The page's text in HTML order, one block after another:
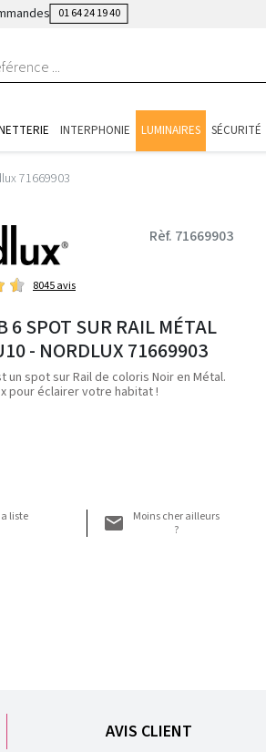
01 64 24 19 40
INTERPHONIE LUMINAIRES SÉCURITÉ
71669903
Rèf. 71669903
8045 avis
6 SPOT SUR RAIL MÉTAL
- NORDLUX 71669903
un spot sur Rail de coloris Noir en Métal.
pour éclairer votre habitat !
liste
Moins cher ailleurs
?
AVIS CLIENT